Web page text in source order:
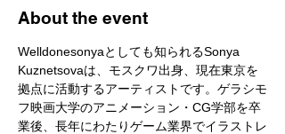
About the event
Welldonesonyaとしても知られるSonya
Kuznetsovaは、モスクワ出身、現在東京を
拠点に活動するアーティストです。ゲラシモ
フ映画大学のアニメーション・CG学部を卒
業後、長年にわたりゲーム業界でイラストレ